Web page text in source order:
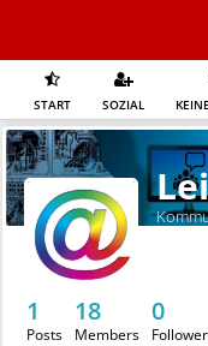
START SOZIAL
1
Posts
18
Members
0